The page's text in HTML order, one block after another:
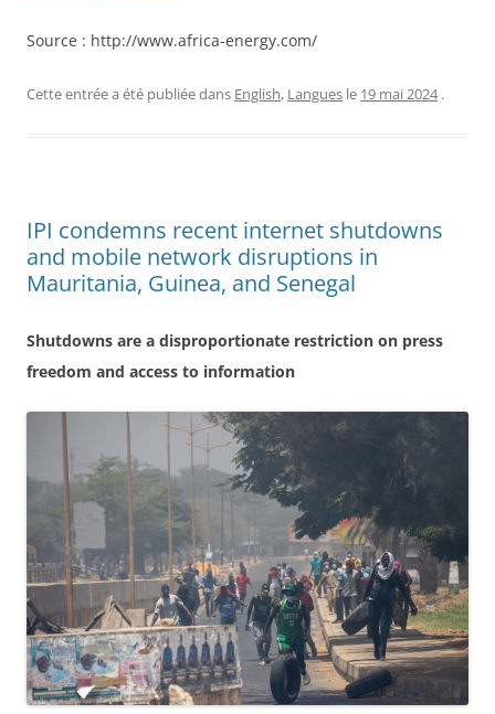
Source : http://www.africa-energy.com/
Cette entrée a été publiée dans English, Langues le 19 mai 2024 .
IPI condemns recent internet shutdowns
and mobile network disruptions in
Mauritania, Guinea, and Senegal
Shutdowns are a disproportionate restriction on press
freedom and access to information